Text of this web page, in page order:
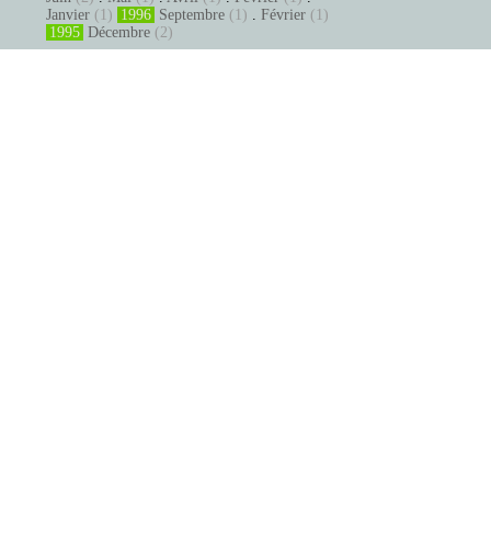
Janvier (1) 1996 Septembre (1) . Février (1)
1995 Décembre (2)